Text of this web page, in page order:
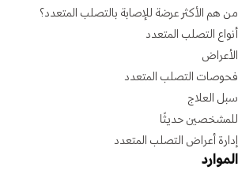
من هم الأكثر عرضة للإصابة بالتصلب المتعدد؟
أنواع التصلب المتعدد
الأعراض
فحوصات التصلب المتعدد
سبل العلاج
للمشخصين حديثًا
إدارة أعراض التصلب المتعدد
الموارد